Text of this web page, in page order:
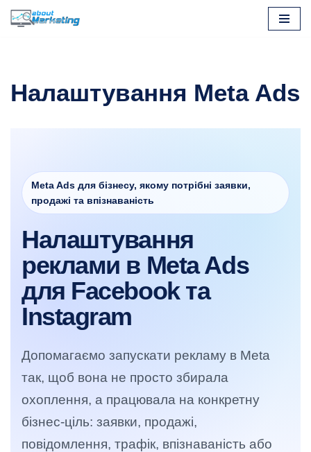
Налаштування Meta Ads
Meta Ads для бізнесу, якому потрібні заявки,
продажі та впізнаваність
Налаштування
реклами в Meta Ads
для Facebook та
Instagram
Допомагаємо запускати рекламу в Meta
так, щоб вона не просто збирала
охоплення, а працювала на конкретну
бізнес-ціль: заявки, продажі,
повідомлення, трафік, впізнаваність або